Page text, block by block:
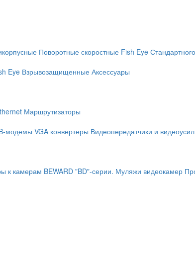
Поворотные скоростные Fish Eye
Eye Взрывозащищенные Аксессуары
Маршрутизаторы
модемы VGA конвертеры Видеопередатчики и
к камерам BEWARD "BD"-серии. Муляжи видеокамер